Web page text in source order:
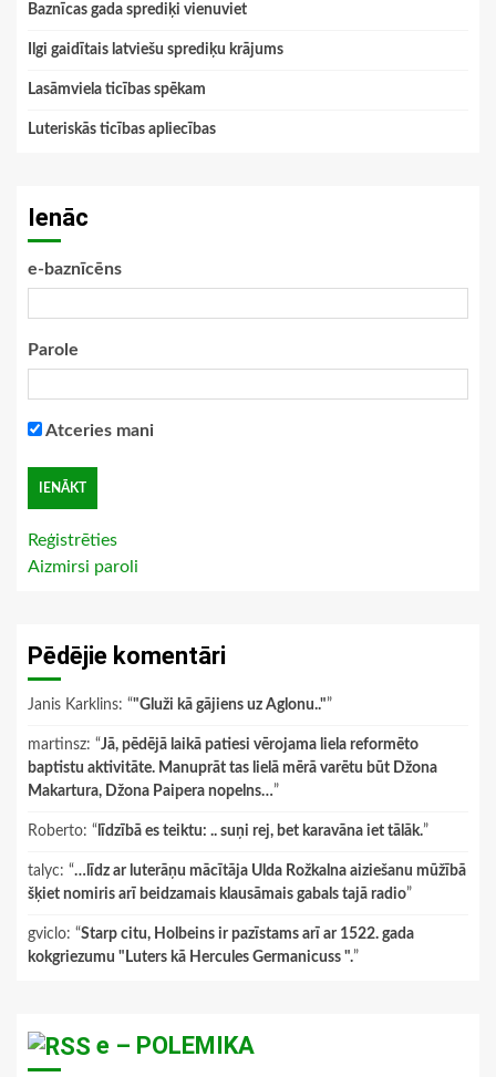
Baznīcas gada sprediķi vienuviet
Ilgi gaidītais latviešu sprediķu krājums
Lasāmviela ticības spēkam
Luteriskās ticības apliecības
Ienāc
e-baznīcēns
Parole
Atceries mani
Reģistrēties
Aizmirsi paroli
Pēdējie komentāri
Janis Karklins: “"Gluži kā gājiens uz Aglonu.."”
martinsz: “Jā, pēdējā laikā patiesi vērojama liela reformēto
baptistu aktivitāte. Manuprāt tas lielā mērā varētu būt Džona
Makartura, Džona Paipera nopelns…”
Roberto: “ līdzībā es teiktu: .. suņi rej, bet karavāna iet tālāk.”
talyc: “…līdz ar luterāņu mācītāja Ulda Rožkalna aiziešanu mūžībā
šķiet nomiris arī beidzamais klausāmais gabals tajā radio”
gviclo: “Starp citu, Holbeins ir pazīstams arī ar 1522. gada
kokgriezumu "Luters kā Hercules Germanicuss ".”
e – POLEMIKA